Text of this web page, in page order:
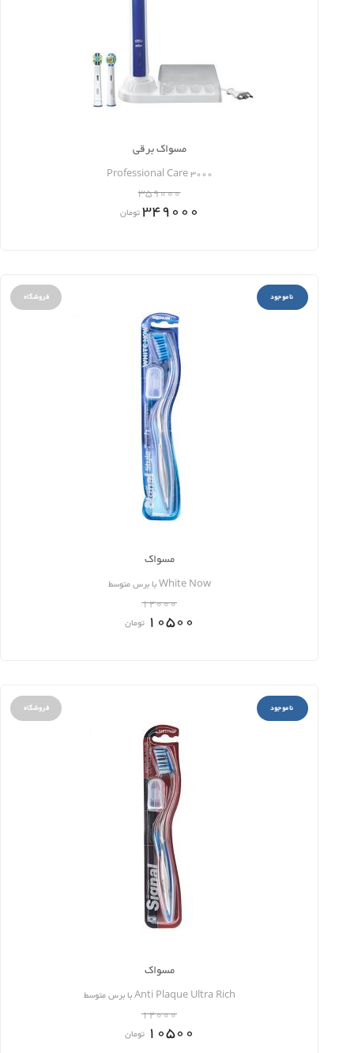
مسواک برقی
Professional Care 3000
359000
349000تومان
ناموجود فروشگاه
مسواک
White Now با برس متوسط
12000
10500 تومان
ناموجود فروشگاه
مسواک
Anti Plaque Ultra Rich با برس متوسط
12000
10500 تومان